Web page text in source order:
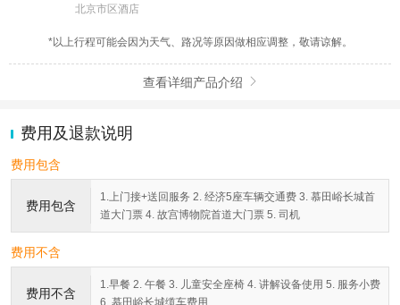
北京市区酒店
*以上行程可能会因为天气、路况等原因做相应调整，敬请谅解。
查看详细产品介绍 
费用及退款说明
费用包含
费用包含
1.上门接+送回服务 2. 经济5座车辆交通费 3. 慕田峪长城首
道大门票 4. 故宫博物院首道大门票 5. 司机
费用不含
费用不含
1.早餐 2. 午餐 3. 儿童安全座椅 4. 讲解设备使用 5. 服务小费